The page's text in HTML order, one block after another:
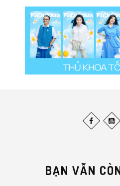
BẠN VẪN